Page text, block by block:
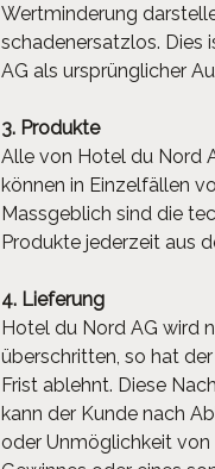
Wertminderung
schadenersatzlos. Dies
AG als ursprünglicher
3. Produkte
Alle von Hotel du Nord
können in Einzelfällen
Massgeblich sind die
Produkte jederzeit aus
4. Lieferung
Hotel du Nord AG wird
überschritten, so hat
Frist ablehnt. Diese
kann der Kunde nach
oder Unmöglichkeit